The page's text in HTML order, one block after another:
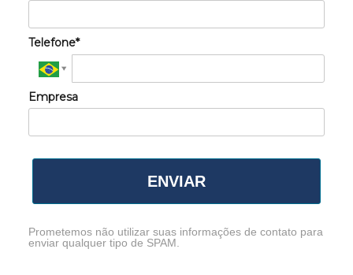
Telefone*
Empresa
ENVIAR
Prometemos não utilizar suas informações de contato para
enviar qualquer tipo de SPAM.